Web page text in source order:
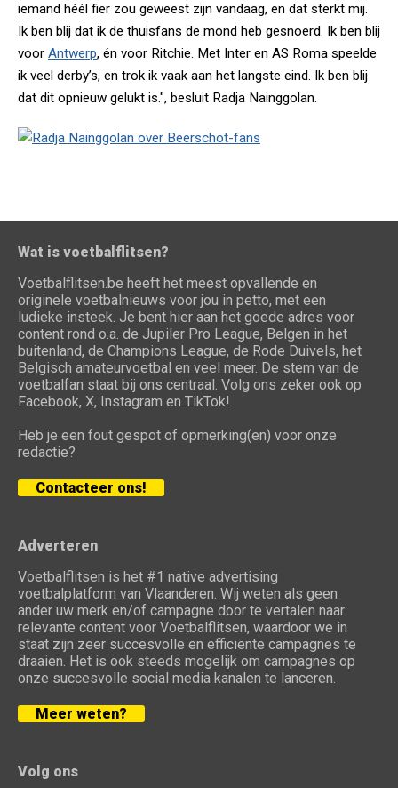
iemand héél fier zou geweest zijn vandaag, en dat sterkt mij.
Ik ben blij dat ik de thuisfans de mond heb gesnoerd. Ik ben blij
voor Antwerp, én voor Ritchie. Met Inter en AS Roma speelde
ik veel derby’s, en trok ik vaak aan het langste eind. Ik ben blij
dat dit opnieuw gelukt is.", besluit Radja Nainggolan.
Wat is voetbalflitsen?
Voetbalflitsen.be heeft het meest opvallende en
originele voetbalnieuws voor jou in petto, met een
ludieke insteek. Je bent hier aan het goede adres voor
content rond o.a. de Jupiler Pro League, Belgen in het
buitenland, de Champions League, de Rode Duivels, het
Belgisch amateurvoetbal en veel meer. De stem van de
voetbalfan staat bij ons centraal. Volg ons zeker ook op
Facebook, X, Instagram en TikTok!
Heb je een fout gespot of opmerking(en) voor onze
redactie?
Contacteer ons!
Adverteren
Voetbalflitsen is het #1 native advertising
voetbalplatform van Vlaanderen. Wij weten als geen
ander uw merk en/of campagne door te vertalen naar
relevante content voor Voetbalflitsen, waardoor we in
staat zijn zeer succesvolle en efficiënte campagnes te
draaien. Het is ook steeds mogelijk om campagnes op
onze succesvolle social media kanalen te lanceren.
Meer weten?
Volg ons